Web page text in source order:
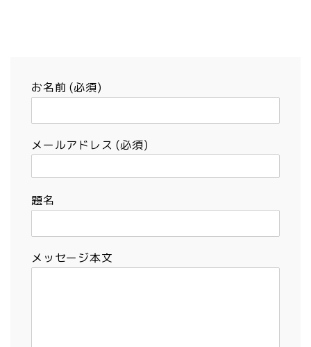
お名前 (必須)
メールアドレス (必須)
題名
メッセージ本文